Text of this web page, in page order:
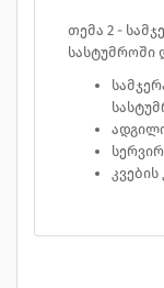
თემა 2 -
სასტუმროში